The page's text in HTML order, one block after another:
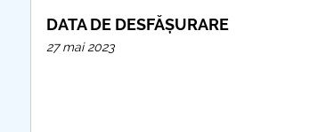
DATA DE DESFĂȘURARE
27 mai 2023